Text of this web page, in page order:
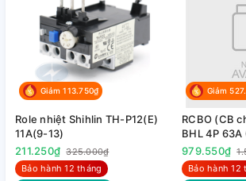
Giảm 113.750₫
Role nhiệt Shihlin TH-P12(E)
11A(9-13)
211.250₫ 325.000₫
Bảo hành 12 tháng
Giảm
RCBO (CB
BHL 4P 63A
979.550₫
Bảo hành 12